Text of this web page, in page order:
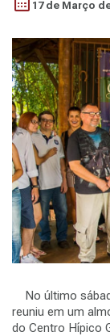
17 de Março
No último
reuniu em um
do Centro Hípico